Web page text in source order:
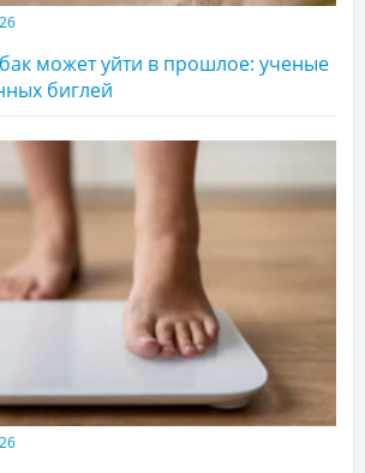
может уйти в прошлое: ученые
биглей